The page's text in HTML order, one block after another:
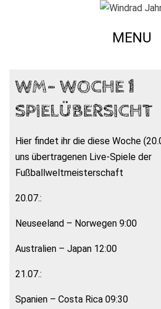
MENU
WM- WOCHE 1
SPIELÜBERSICHT
Hier findet ihr die diese Woche
uns übertragenen Live-Spiele der
Fußballweltmeisterschaft
20.07.:
Neuseeland – Norwegen 9:00
Australien – Japan 12:00
21.07.:
Spanien – Costa Rica 09:30